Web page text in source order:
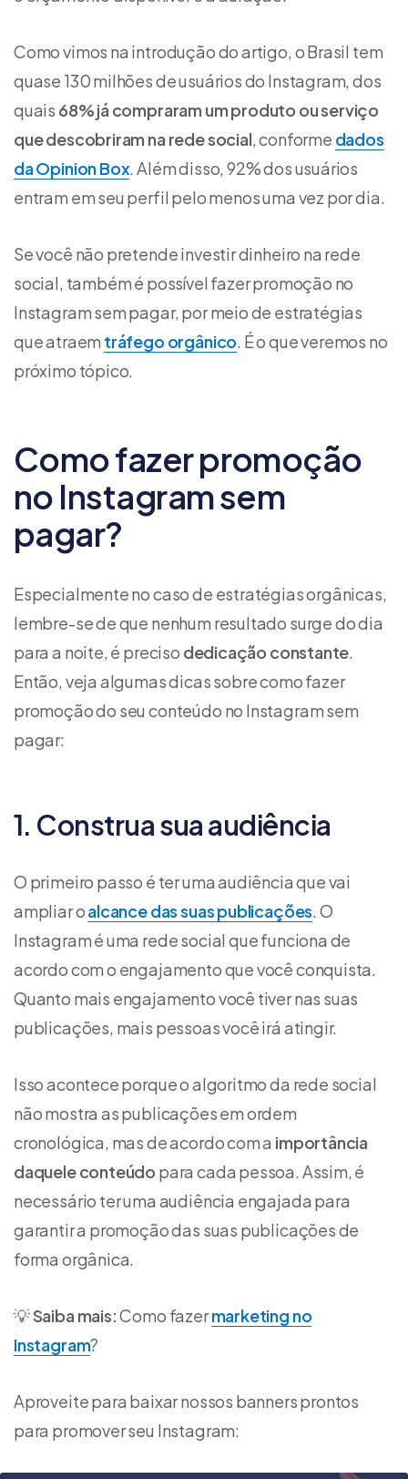
Como vimos na introdução do artigo, o Brasil tem
quase 130 milhões de usuários do Instagram, dos
quais 68% já compraram um produto ou serviço
que descobriram na rede social, conforme dados
da Opinion Box. Além disso, 92% dos usuários
entram em seu perfil pelo menos uma vez por dia.
Se você não pretende investir dinheiro na rede
social, também é possível fazer promoção no
Instagram sem pagar, por meio de estratégias
que atraem tráfego orgânico. É o que veremos no
próximo tópico.
Como fazer promoção
no Instagram sem
pagar?
Especialmente no caso de estratégias orgânicas,
lembre-se de que nenhum resultado surge do dia
para a noite, é preciso dedicação constante.
Então, veja algumas dicas sobre como fazer
promoção do seu conteúdo no Instagram sem
pagar:
1. Construa sua audiência
O primeiro passo é ter uma audiência que vai
ampliar oalcance das suas publicações. O
Instagram é uma rede social que funciona de
acordo com o engajamento que você conquista.
Quanto mais engajamento você tiver nas suas
publicações, mais pessoas você irá atingir.
Isso acontece porque o algoritmo da rede social
não mostra as publicações em ordem
cronológica, mas de acordo com a importância
daquele conteúdo para cada pessoa. Assim, é
necessário ter uma audiência engajada para
garantir a promoção das suas publicações de
forma orgânica.
💡Saiba mais:Como fazermarketing no
Instagram?
Aproveite para baixar nossos banners prontos
para promover seu Instagram: